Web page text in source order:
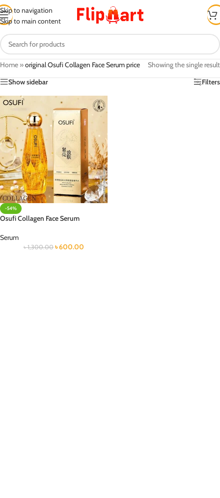
Skip to navigation
Skip to main content
Home »original Osufi Collagen Face Serum price
Showing the single result
Show sidebar
Filters
-54%
Osufi Collagen Face Serum
Serum
৳1,300.00 ৳600.00